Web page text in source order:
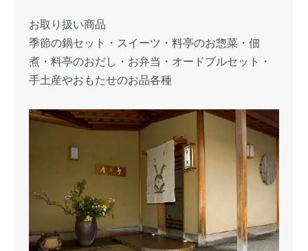
お取り扱い商品
季節の鍋セット・スイーツ・料亭のお惣菜・佃
煮・料亭のおだし・お弁当・オードブルセット・
手土産やおもたせのお品各種